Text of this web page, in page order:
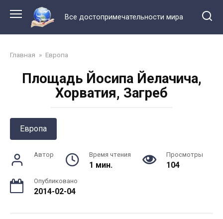
контенту
Все достопримечательности мира
Главная » Европа
Площадь Йосипа Йелачича,
Хорватия, Загреб
Европа
Автор Время чтения
1 мин.
Просмотры
104
Опубликовано
2014-02-04